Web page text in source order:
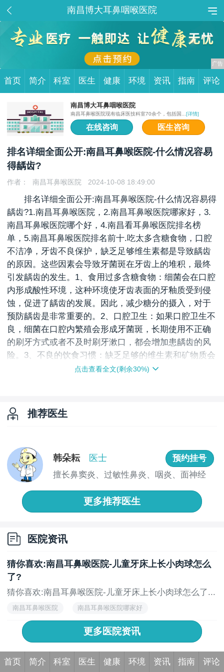
南昌博大耳鼻咽喉医院
首页 简介 科室 医生 健康 环境 资讯 指南 评论
南昌博大耳鼻咽喉医院
南昌耳鼻喉医院现有临床医技科室70余个，包括国... [详情]
在线咨询 医生咨询
排名详细全面公开:南昌耳鼻喉医院-什么情况容易
得龋齿?
作者： 南昌耳鼻喉医院 2024-10-08 18:49:00
排名详细全面公开:南昌耳鼻喉医院-什么情况容易得
龋齿?1.南昌耳鼻喉医院，2.南昌耳鼻喉医院哪家好，3.
南昌耳鼻喉医院哪个好，4.南昌看耳鼻喉医院排名榜
单，5.南昌耳鼻喉医院排名前十.吃太多含糖食物，口腔
不洁净，牙齿不良保护，缺乏足够维生素都是导致龋齿
的原因。这些因素会导致牙菌斑在牙齿上的堆积，最终
引发龋齿的发生。1、食用过多含糖食物：细菌会在口腔
内形成酸性环境，这种环境使牙齿表面的牙釉质受到侵
蚀，促进了龋齿的发展。因此，减少糖分的摄入，对于
预防龋齿是非常重要的。2、口腔卫生：如果口腔卫生不
良，细菌在口腔内繁殖会形成牙菌斑，长期使用不正确
的刷牙方式或者不及时刷牙漱口，都会增加患龋齿的风
险。3、不良的饮食习惯：缺乏足够的维生素和矿物质会
削弱牙齿的抵抗力，容易受到牙菌斑的侵害。因此，保
口腔检查也是非常重要的。及时发现牙齿问题，可以早
期干预，避免龋齿的发生。另外，减少含糖食物的摄
生。保持良好的口腔卫生习惯，是预防龋齿最重要的措
施之一。
点击查看全文(剩余30%)
推荐医生
韩朵耘 医士
预约挂号
擅长鼻窦炎、过敏性鼻炎、咽炎、面神经
更多推荐医生
医院资讯
猜你喜欢:南昌耳鼻喉医院-儿童牙床上长小肉球怎么
了?
猜你喜欢:南昌耳鼻喉医院-儿童牙床上长小肉球怎么了...
南昌耳鼻喉医院 南昌耳鼻喉医院哪家好
南昌耳鼻喉医院排名
更多医院资讯
首页 简介 科室 医生 健康 环境 资讯 指南 评论